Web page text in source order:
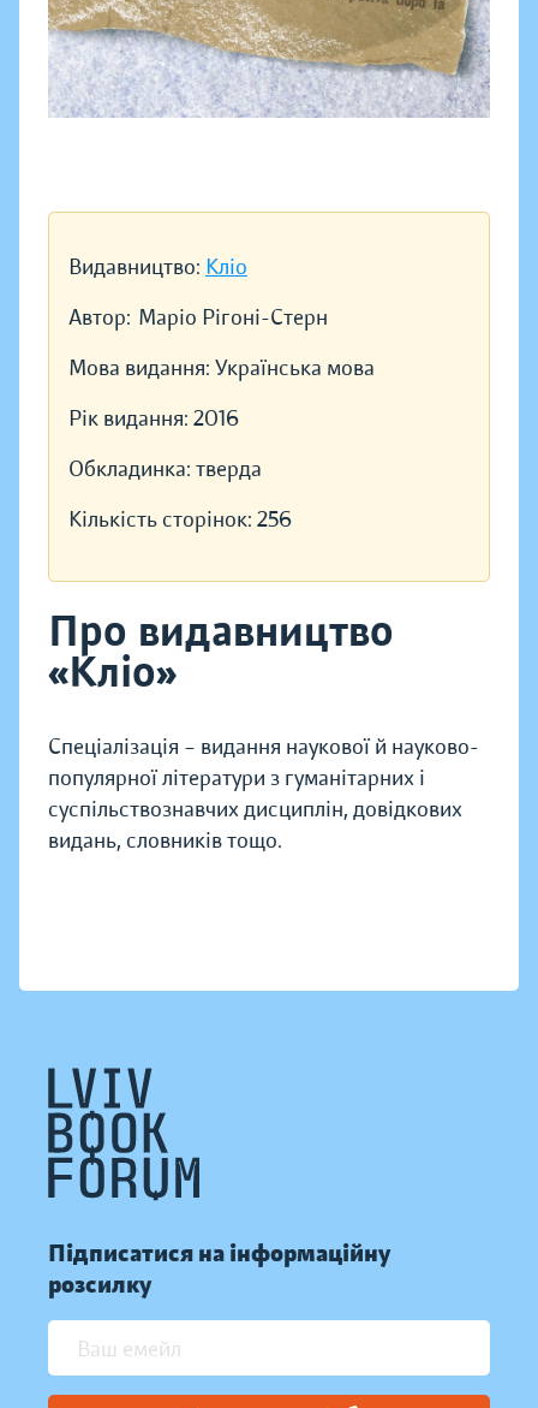
Видавництво: Кліо
Автор: Маріо Рігоні-Стерн
Мова видання: Українська мова
Рік видання: 2016
Обкладинка: тверда
Кількість сторінок: 256
Про видавництво
«Кліо»
Спеціалізація – видання наукової й науково-
популярної літератури з гуманітарних і
суспільствознавчих дисциплін, довідкових
видань, словників тощо.
Підписатися на інформаційну
розсилку